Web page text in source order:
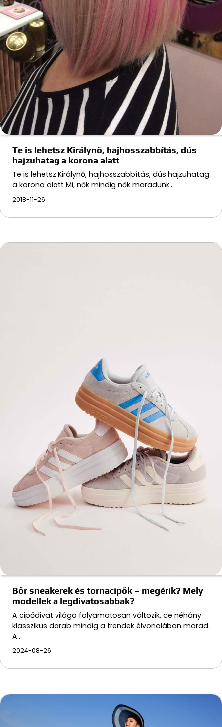
Te is lehetsz Királynő, hajhosszabbítás, dús
hajzuhatag a korona alatt
Te is lehetsz Királynő, hajhosszabbítás, dús hajzuhatag
a korona alatt Mi, nők mindig nők maradunk…
2018-11-26
Bőr sneakerek és tornacipők – megérik? Mely
modellek a legdivatosabbak?
A cipődivat világa folyamatosan változik, de néhány
klasszikus darab mindig a trendek élvonalában marad.
A…
2024-08-26